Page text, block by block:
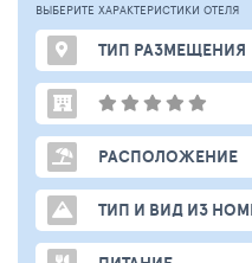
ВЫБЕРИТЕ ХАРАКТЕРИСТИКИ ОТЕЛЯ
ТИП РАЗМЕЩЕНИЯ
РАСПОЛОЖЕНИЕ
ТИП И ВИД ИЗ